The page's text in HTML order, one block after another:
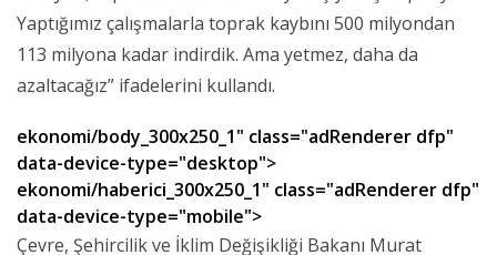
Yaptığımız çalışmalarla toprak kaybını 500 milyondan
113 milyona kadar indirdik. Ama yetmez, daha da
azaltacağız” ifadelerini kullandı.
ekonomi/body_300x250_1" class="adRenderer dfp"
data-device-type="desktop">
ekonomi/haberici_300x250_1" class="adRenderer dfp"
data-device-type="mobile">
Çevre, Şehircilik ve İklim Değişikliği Bakanı Murat